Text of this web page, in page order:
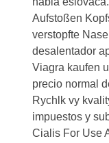
Aufstoßen
verstopfte
desalentador
Viagra kaufen
precio normal
Rychlk vy
impuestos y
Cialis For Use